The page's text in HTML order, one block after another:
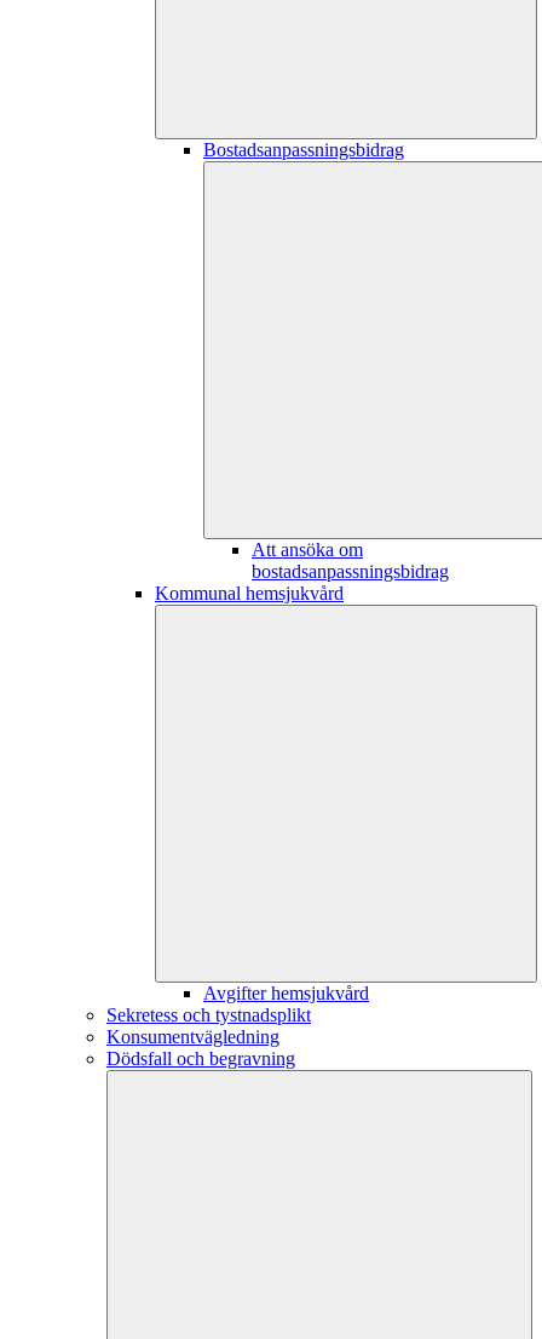
Bostadsanpassningsbidrag
Att ansöka om
bostadsanpassningsbidrag
Kommunal hemsjukvård
Avgifter hemsjukvård
Sekretess och tystnadsplikt
Konsumentvägledning
Dödsfall och begravning